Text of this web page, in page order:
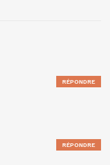
RÉPONDRE
RÉPONDRE